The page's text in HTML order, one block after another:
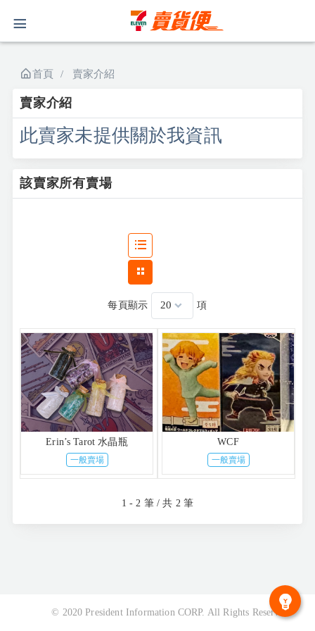
首頁 賣家介紹
賣家介紹
此賣家未提供關於我資訊
該賣家所有賣場
每頁顯示 項
Erin’s Tarot 水晶瓶
一般賣場
WCF
一般賣場
1 - 2 筆 / 共 2 筆
© 2020 President Information CORP. All Rights Reserved.